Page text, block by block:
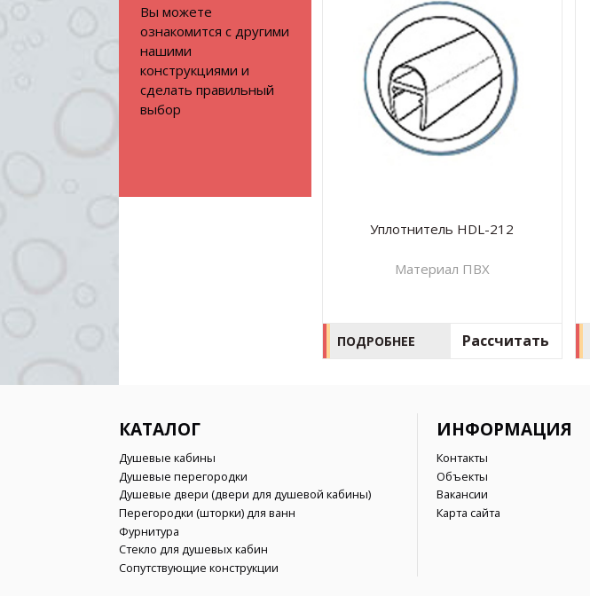
Вы можете
ознакомится с другими
нашими
конструкциями и
сделать правильный
выбор
Уплотнитель HDL-212
Материал ПВХ
ПОДРОБНЕЕ Рассчитать
КАТАЛОГ
Душевые кабины
Душевые перегородки
Душевые двери (двери для душевой кабины)
Перегородки (шторки) для ванн
Фурнитура
Стекло для душевых кабин
Сопутствующие конструкции
ИНФОРМАЦИЯ
Контакты
Объекты
Вакансии
Карта сайта